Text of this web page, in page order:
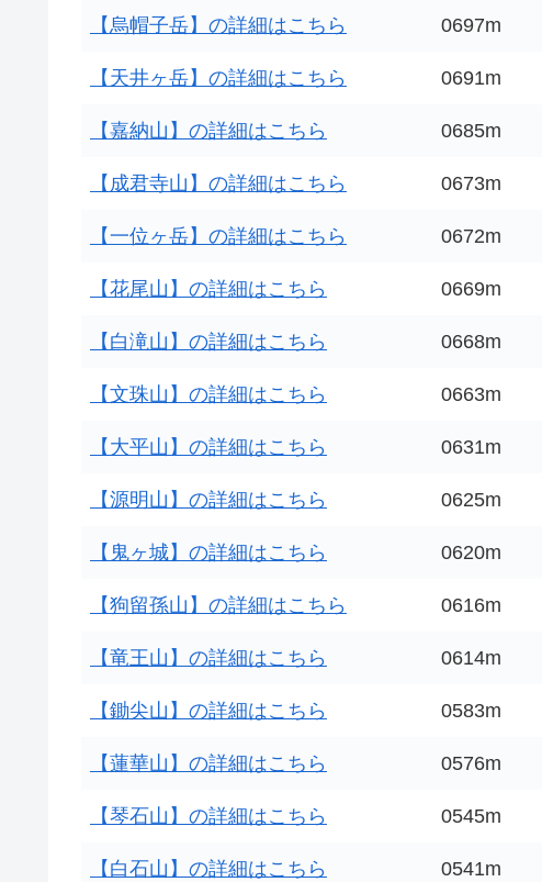
【烏帽子岳】の詳細はこちら 0697m
【天井ヶ岳】の詳細はこちら 0691m
【嘉納山】の詳細はこちら 0685m
【成君寺山】の詳細はこちら 0673m
【一位ヶ岳】の詳細はこちら 0672m
【花尾山】の詳細はこちら 0669m
【白滝山】の詳細はこちら 0668m
【文珠山】の詳細はこちら 0663m
【大平山】の詳細はこちら 0631m
【源明山】の詳細はこちら 0625m
【鬼ヶ城】の詳細はこちら 0620m
【狗留孫山】の詳細はこちら 0616m
【竜王山】の詳細はこちら 0614m
【鋤尖山】の詳細はこちら 0583m
【蓮華山】の詳細はこちら 0576m
【琴石山】の詳細はこちら 0545m
【白石山】の詳細はこちら 0541m